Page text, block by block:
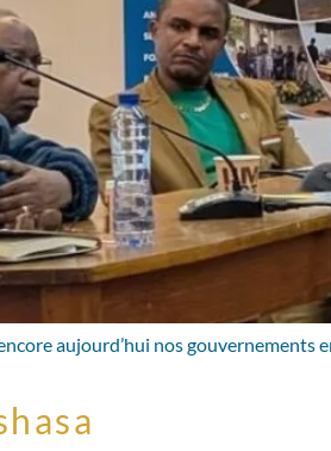
aujourd’hui nos gouvernements